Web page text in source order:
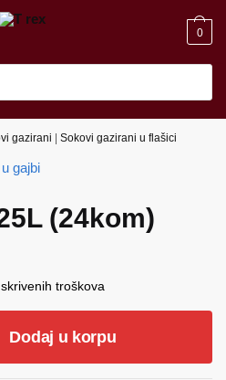
0
gazirani Sokovi gazirani u flašici
(24kom)
troškova
Dodaj u korpu